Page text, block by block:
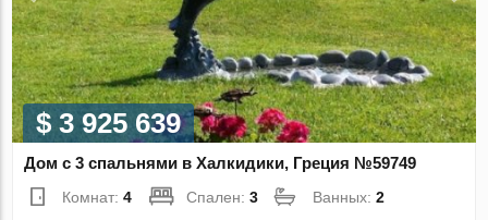
$ 3 925 639
Дом с 3 спальнями в Халкидики, Греция №59749
Комнат:4 Спален:3 Ванных:2